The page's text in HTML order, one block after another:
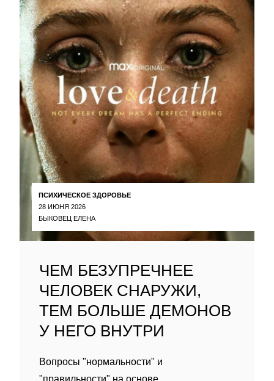
ПСИХИЧЕСКОЕ ЗДОРОВЬЕ
28 ИЮНЯ 2026
БЫКОВЕЦ ЕЛЕНА
ЧЕМ БЕЗУПРЕЧНЕЕ
ЧЕЛОВЕК СНАРУЖИ,
ТЕМ БОЛЬШЕ ДЕМОНОВ
У НЕГО ВНУТРИ
Вопросы "нормальности" и
"правильности" на основе